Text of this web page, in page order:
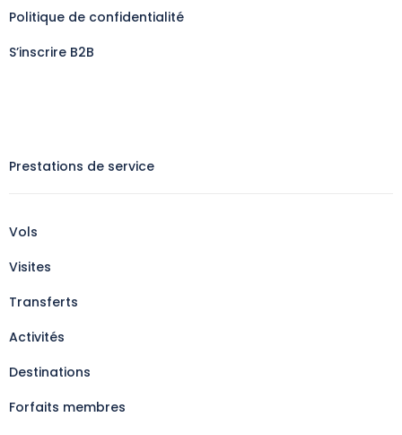
Politique de confidentialité
S’inscrire B2B
Prestations de service
Vols
Visites
Transferts
Activités
Destinations
Forfaits membres